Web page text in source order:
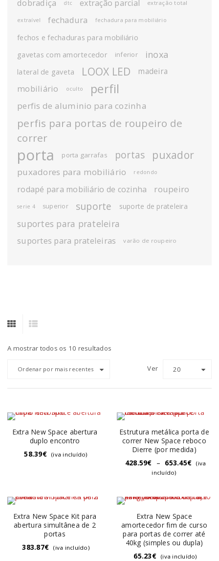
dobradiça dtc extração parcial extração total
extraível fechadura fechadura para mobiliário
fechos e fechaduras para mobiliário
gavetas com amortecedor
inferior inoxa
lateral de gaveta LOOX LED madeira
mobiliário oculto perfil
perfis de aluminio para cozinha
perfis para portas de roupeiro de
correr
porta porta garrafas portas puxador
puxadores para mobiliário redondo
rodapé para mobiliário de cozinha roupeiro
serie 4 superior suporte suporte de prateleira
suportes para prateleira
suportes para prateleiras varão de roupeiro
A mostrar todos os 10 resultados
Ordenar por mais recentes Ver 20
Extra New Space abertura
duplo encontro
58.39€ (iva incluído)
Estrutura metálica porta de
correr New Space reboco
Dierre (por medida)
428.59€ – 653.45€
(iva
incluído)
Extra New Space Kit para
abertura simultânea de 2
portas
383.87€ (iva incluído)
Extra New Space
amortecedor fim de curso
para portas de correr até
40kg (simples ou dupla)
65.23€ (iva incluído)